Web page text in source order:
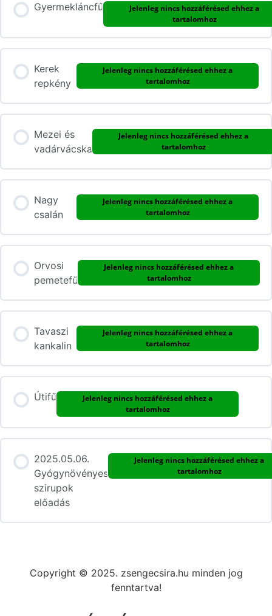
Gyermekláncfű
Jelenleg nincs hozzáférésed ehhez a
tartalomhoz
Kerek
repkény
Jelenleg nincs hozzáférésed ehhez a
tartalomhoz
Mezei és
vadárvácska
Jelenleg nincs hozzáférésed ehhez a
tartalomhoz
Nagy
csalán
Jelenleg nincs hozzáférésed ehhez a
tartalomhoz
Orvosi
pemetefű
Jelenleg nincs hozzáférésed ehhez a
tartalomhoz
Tavaszi
kankalin
Jelenleg nincs hozzáférésed ehhez a
tartalomhoz
Útifű
Jelenleg nincs hozzáférésed ehhez a
tartalomhoz
2025.05.06.
Gyógynövényes
szirupok
előadás
Jelenleg nincs hozzáférésed ehhez a
tartalomhoz
Copyright © 2025. zsengecsira.hu minden jog
fenntartva!